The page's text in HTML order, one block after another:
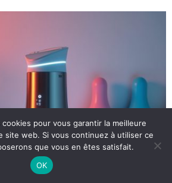
pour vous garantir la meilleure
site web. Si vous continuez à utiliser ce
que vous en êtes satisfait.
OK